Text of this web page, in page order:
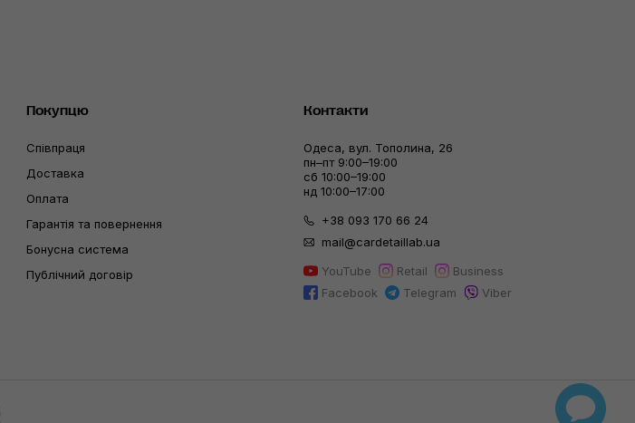
Покупцю
Співпраця
Доставка
Оплата
Гарантія та повернення
Бонусна система
Публічний договір
Контакти
Одеса, вул. Тополина, 26
пн–пт 9:00–19:00
сб 10:00–19:00
нд 10:00–17:00
+38 093 170 66 24
mail@cardetaillab.ua
YouTube
Retail
Business
Facebook
Telegram Viber